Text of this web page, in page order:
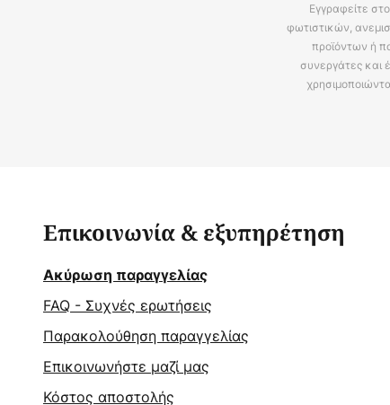
Εγγραφείτε
φωτιστικών,
προϊόντων ή
συνεργάτες και
Επικοινωνία & εξυπηρέτηση
Ακύρωση παραγγελίας
FAQ - Συχνές ερωτήσεις
Παρακολούθηση παραγγελίας
Επικοινωνήστε μαζί μας
Κόστος αποστολής